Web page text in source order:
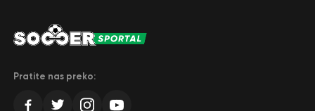
Pratite nas preko: